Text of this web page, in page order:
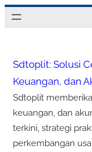
Lewati
ke
Sdtoplit: Solusi
Keuangan, dan
Sdtoplit
keuangan, dan
terkini, strategi
perkembangan